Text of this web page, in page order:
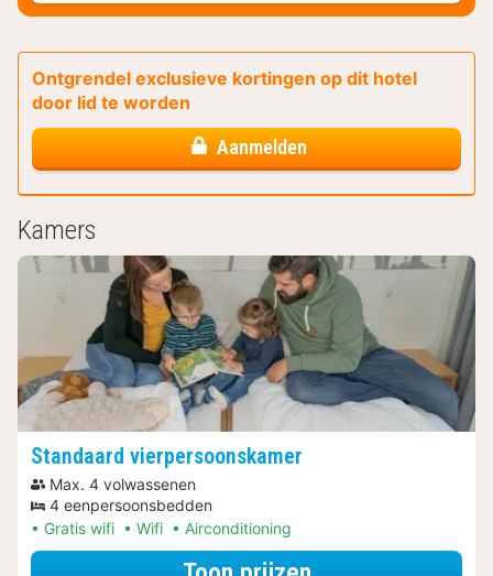
Ontgrendel exclusieve kortingen op dit hotel
door lid te worden
Aanmelden
Kamers
Standaard vierpersoonskamer
Max. 4 volwassenen
4 eenpersoonsbedden
Gratis wifi
Wifi Airconditioning